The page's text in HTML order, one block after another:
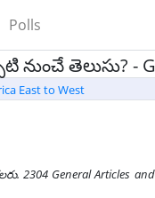
Polls
తెలుసు? -
East to West
General Articles and